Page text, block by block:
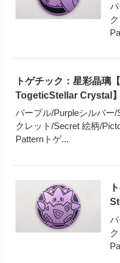
トゲチック：星彩晶璃【
TogeticStellar Crystal】
パープル/Purpleシルバー/
クレット/Secret 絵柄/
Patternトゲ...